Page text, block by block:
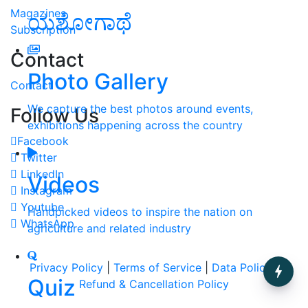
ಯಶೋಗಾಥೆ
Photo Gallery
We capture the best photos around events,
exhibitions happening across the country
Videos
Handpicked videos to inspire the nation on
agriculture and related industry
Quiz
Magazines
Subscription
Contact
Contact
Follow Us
Facebook
Twitter
LinkedIn
Instagram
Youtube
WhatsApp
Privacy Policy Terms of Service Data Policy
|
Refund & Cancellation Policy